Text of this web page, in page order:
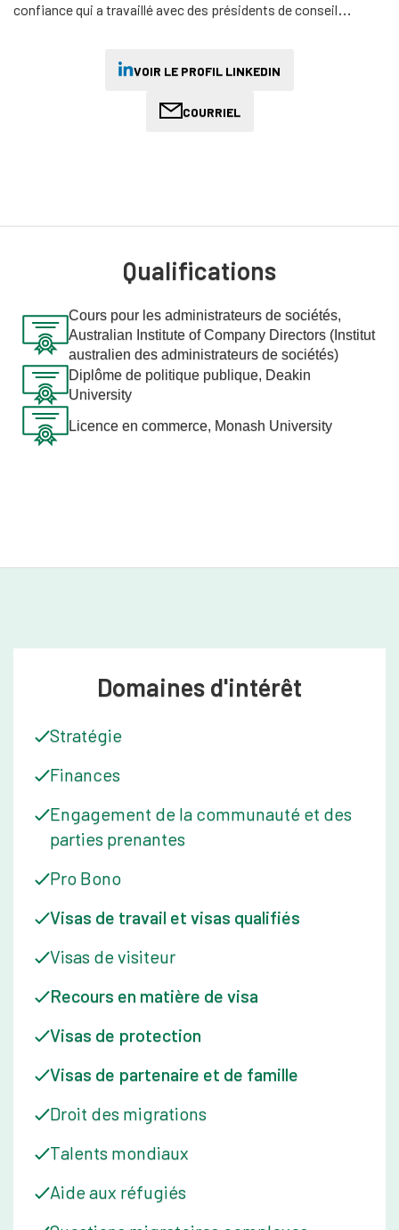
confiance qui a travaillé avec des présidents de conseil
conseil. Madeleine a également travaillé avec un large éventail
de programmes de transformation à la National Australia Bank.
VOIR LE PROFIL LINKEDIN
COURRIEL
Qualifications
Cours pour les administrateurs de sociétés,
Australian Institute of Company Directors (Institut
australien des administrateurs de sociétés)
Diplôme de politique publique, Deakin
University
Licence en commerce, Monash University
Domaines d'intérêt
Stratégie
Finances
Engagement de la communauté et des
parties prenantes
Pro Bono
Visas de travail et visas qualifiés
Visas de visiteur
Recours en matière de visa
Visas de protection
Visas de partenaire et de famille
Droit des migrations
Talents mondiaux
Aide aux réfugiés